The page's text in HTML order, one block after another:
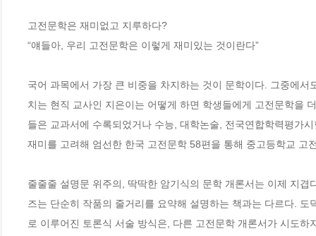
고전문학은 재미없고 지루하다?
“얘들아, 우리 고전문학은 이렇게 재미있는 것이란다”
국어 과목에서 가장 큰 비중을 차지하는 것이 문학이다. 그중에
치는 현직 교사인 지은이는 어떻게 하면 학생들에게 고전문학을
들은 교과서에 수록되었거나 수능, 대학논술, 전국연합학력평가
재미를 고려해 엄선한 한국 고전문학 58편을 통해 중고등학교 고
줄줄줄 설명문 위주의, 딱딱한 암기식의 문학 개론서는 이제 지
즈는 단순히 작품의 줄거리를 요약해 설명하는 책과는 다르다. 도
로 이루어진 토론식 서술 방식은, 다른 고전문학 개론서가 시도